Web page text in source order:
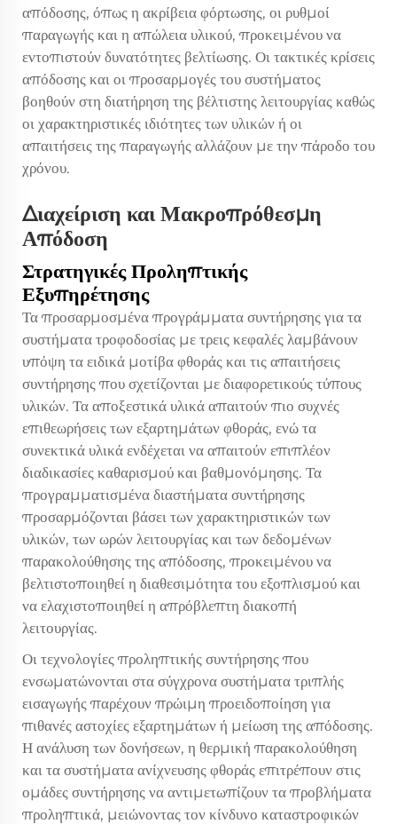
απόδοσης, όπως η ακρίβεια φόρτωσης, οι ρυθμοί
παραγωγής και η απώλεια υλικού, προκειμένου να
εντοπιστούν δυνατότητες βελτίωσης. Οι τακτικές κρίσεις
απόδοσης και οι προσαρμογές του συστήματος
βοηθούν στη διατήρηση της βέλτιστης λειτουργίας καθώς
οι χαρακτηριστικές ιδιότητες των υλικών ή οι
απαιτήσεις της παραγωγής αλλάζουν με την πάροδο του
χρόνου.
Διαχείριση και Μακροπρόθεσμη
Απόδοση
Στρατηγικές Προληπτικής
Εξυπηρέτησης
Τα προσαρμοσμένα προγράμματα συντήρησης για τα
συστήματα τροφοδοσίας με τρεις κεφαλές λαμβάνουν
υπόψη τα ειδικά μοτίβα φθοράς και τις απαιτήσεις
συντήρησης που σχετίζονται με διαφορετικούς τύπους
υλικών. Τα αποξεστικά υλικά απαιτούν πιο συχνές
επιθεωρήσεις των εξαρτημάτων φθοράς, ενώ τα
συνεκτικά υλικά ενδέχεται να απαιτούν επιπλέον
διαδικασίες καθαρισμού και βαθμονόμησης. Τα
προγραμματισμένα διαστήματα συντήρησης
προσαρμόζονται βάσει των χαρακτηριστικών των
υλικών, των ωρών λειτουργίας και των δεδομένων
παρακολούθησης της απόδοσης, προκειμένου να
βελτιστοποιηθεί η διαθεσιμότητα του εξοπλισμού και
να ελαχιστοποιηθεί η απρόβλεπτη διακοπή
λειτουργίας.
Οι τεχνολογίες προληπτικής συντήρησης που
ενσωματώνονται στα σύγχρονα συστήματα τριπλής
εισαγωγής παρέχουν πρώιμη προειδοποίηση για
πιθανές αστοχίες εξαρτημάτων ή μείωση της απόδοσης.
Η ανάλυση των δονήσεων, η θερμική παρακολούθηση
και τα συστήματα ανίχνευσης φθοράς επιτρέπουν στις
ομάδες συντήρησης να αντιμετωπίζουν τα προβλήματα
προληπτικά, μειώνοντας τον κίνδυνο καταστροφικών